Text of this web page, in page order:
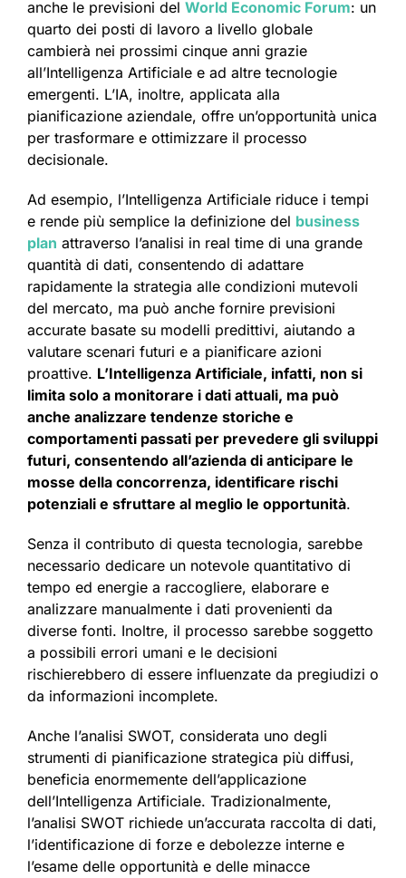
anche le previsioni del World Economic Forum: un
quarto dei posti di lavoro a livello globale
cambierà nei prossimi cinque anni grazie
all’Intelligenza Artificiale e ad altre tecnologie
emergenti. L’IA, inoltre, applicata alla
pianificazione aziendale, offre un’opportunità unica
per trasformare e ottimizzare il processo
decisionale.
Ad esempio, l’Intelligenza Artificiale riduce i tempi
e rende più semplice la definizione del business
plan attraverso l’analisi in real time di una grande
quantità di dati, consentendo di adattare
rapidamente la strategia alle condizioni mutevoli
del mercato, ma può anche fornire previsioni
accurate basate su modelli predittivi, aiutando a
valutare scenari futuri e a pianificare azioni
proattive. L’Intelligenza Artificiale, infatti, non si
limita solo a monitorare i dati attuali, ma può
anche analizzare tendenze storiche e
comportamenti passati per prevedere gli sviluppi
futuri, consentendo all’azienda di anticipare le
mosse della concorrenza, identificare rischi
potenziali e sfruttare al meglio le opportunità.
Senza il contributo di questa tecnologia, sarebbe
necessario dedicare un notevole quantitativo di
tempo ed energie a raccogliere, elaborare e
analizzare manualmente i dati provenienti da
diverse fonti. Inoltre, il processo sarebbe soggetto
a possibili errori umani e le decisioni
rischierebbero di essere influenzate da pregiudizi o
da informazioni incomplete.
Anche l’analisi SWOT, considerata uno degli
strumenti di pianificazione strategica più diffusi,
beneficia enormemente dell’applicazione
dell’Intelligenza Artificiale. Tradizionalmente,
l’analisi SWOT richiede un’accurata raccolta di dati,
l’identificazione di forze e debolezze interne e
l’esame delle opportunità e delle minacce